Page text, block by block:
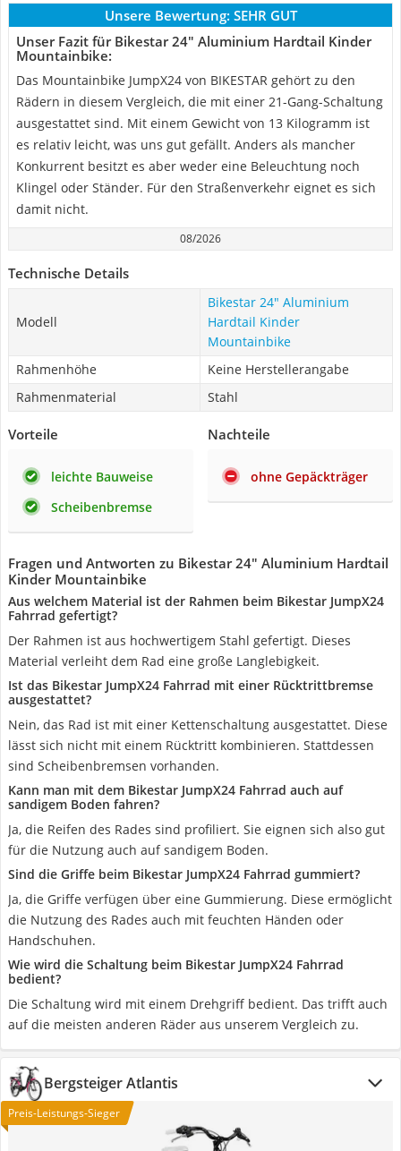
Unsere Bewertung: SEHR GUT
Unser Fazit für Bikestar 24" Aluminium Hardtail Kinder
Mountainbike:
Das Mountainbike JumpX24 von BIKESTAR gehört zu den
Rädern in diesem Vergleich, die mit einer 21-Gang-Schaltung
ausgestattet sind. Mit einem Gewicht von 13 Kilogramm ist
es relativ leicht, was uns gut gefällt. Anders als mancher
Konkurrent besitzt es aber weder eine Beleuchtung noch
Klingel oder Ständer. Für den Straßenverkehr eignet es sich
damit nicht.
08/2026
Technische Details
Modell
Bikestar 24" Aluminium
Hardtail Kinder
Mountainbike
Rahmenhöhe
Keine Herstellerangabe
Rahmenmaterial
Stahl
Vorteile
leichte Bauweise
Scheibenbremse
Nachteile
ohne Gepäckträger
Fragen und Antworten zu Bikestar 24" Aluminium Hardtail
Kinder Mountainbike
Aus welchem Material ist der Rahmen beim Bikestar JumpX24
Fahrrad gefertigt?
Der Rahmen ist aus hochwertigem Stahl gefertigt. Dieses
Material verleiht dem Rad eine große Langlebigkeit.
Ist das Bikestar JumpX24 Fahrrad mit einer Rücktrittbremse
ausgestattet?
Nein, das Rad ist mit einer Kettenschaltung ausgestattet. Diese
lässt sich nicht mit einem Rücktritt kombinieren. Stattdessen
sind Scheibenbremsen vorhanden.
Kann man mit dem Bikestar JumpX24 Fahrrad auch auf
sandigem Boden fahren?
Ja, die Reifen des Rades sind profiliert. Sie eignen sich also gut
für die Nutzung auch auf sandigem Boden.
Sind die Griffe beim Bikestar JumpX24 Fahrrad gummiert?
Ja, die Griffe verfügen über eine Gummierung. Diese ermöglicht
die Nutzung des Rades auch mit feuchten Händen oder
Handschuhen.
Wie wird die Schaltung beim Bikestar JumpX24 Fahrrad
bedient?
Die Schaltung wird mit einem Drehgriff bedient. Das trifft auch
auf die meisten anderen Räder aus unserem Vergleich zu.
Bergsteiger Atlantis
Preis-Leistungs-Sieger